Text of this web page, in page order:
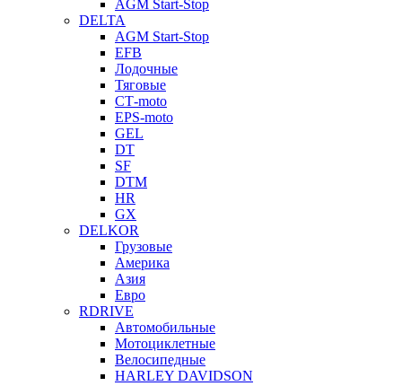
AGM Start-Stop
DELTA
AGM Start-Stop
EFB
Лодочные
Тяговые
СТ-moto
EPS-moto
GEL
DT
SF
DTM
HR
GX
DELKOR
Грузовые
Америка
Азия
Евро
RDRIVE
Автомобильные
Мотоциклетные
Велосипедные
HARLEY DAVIDSON